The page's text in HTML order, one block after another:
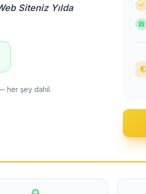
Siteniz Yılda
her şey dahil.